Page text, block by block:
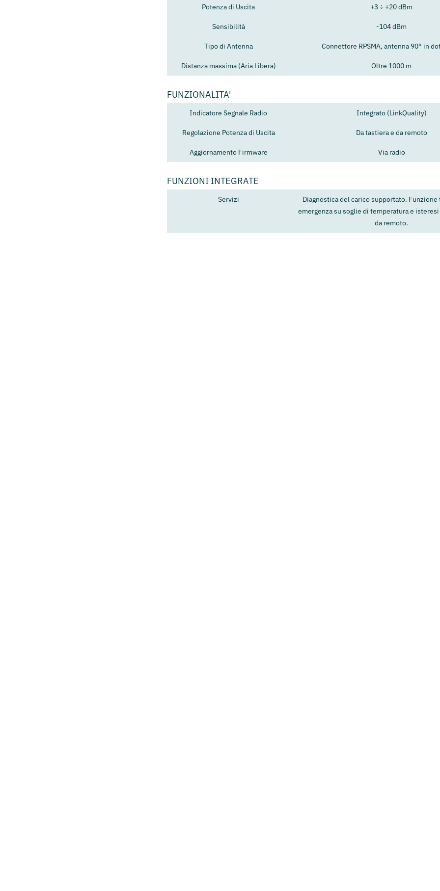
Potenza di Uscita +3 ÷ +20 dBm
Sensibilità -104 dBm
Tipo di Antenna Connettore RPSMA, antenna 90° in
Distanza massima (Aria Libera) Oltre 1000 m
FUNZIONALITA'
Indicatore Segnale Radio Integrato (LinkQuality)
Regolazione Potenza di Uscita Da tastiera e da remoto
Aggiornamento Firmware Via radio
FUNZIONI INTEGRATE
Servizi
Diagnostica del carico supportato.
emergenza su soglie di temperatura e
da remoto.